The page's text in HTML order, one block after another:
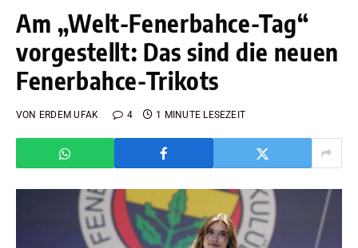
Am „Welt-Fenerbahce-Tag“
vorgestellt: Das sind die neuen
Fenerbahce-Trikots
VON ERDEM UFAK 4 1 MINUTE LESEZEIT